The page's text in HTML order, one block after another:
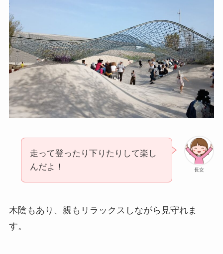
長女
走って登ったり下りたりして楽し
んだよ！
木陰もあり、親もリラックスしながら見守れま
す。